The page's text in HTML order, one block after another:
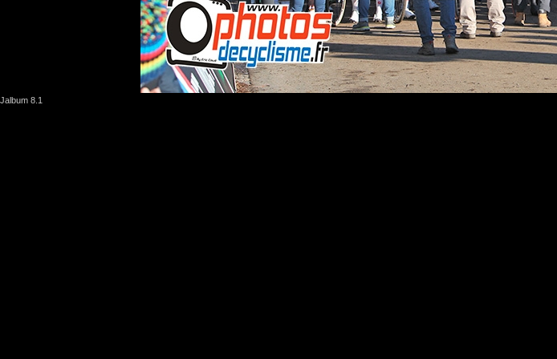
Jalbum 8.1